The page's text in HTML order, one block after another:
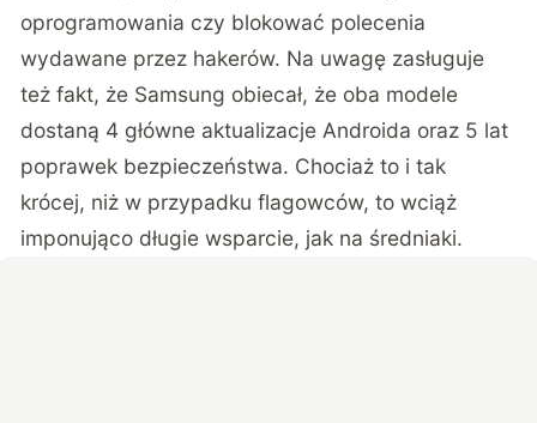
oprogramowania czy blokować polecenia
wydawane przez hakerów. Na uwagę zasługuje
też fakt, że Samsung obiecał, że oba modele
dostaną 4 główne aktualizacje Androida oraz 5 lat
poprawek bezpieczeństwa. Chociaż to i tak
krócej, niż w przypadku flagowców, to wciąż
imponująco długie wsparcie, jak na średniaki.